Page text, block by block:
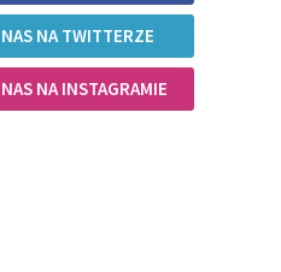
NA TWITTERZE
NA INSTAGRAMIE